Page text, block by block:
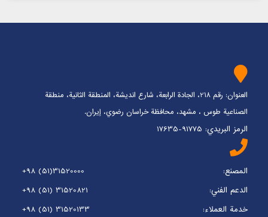
العنوان: رقم 218، الجادة الرابعة، شارع انديشة، المنطقة الثانية، منطقة
الصناعية طوس ، مشهد، محافظة خراسان رضوي، إيران.
الرمز البريدي: 91775-17635
المصنع:
+98 (51)31520000
الدعم الفني:
+98 (51) 31520821
خدمة العملاء:
+98 (51) 31520133